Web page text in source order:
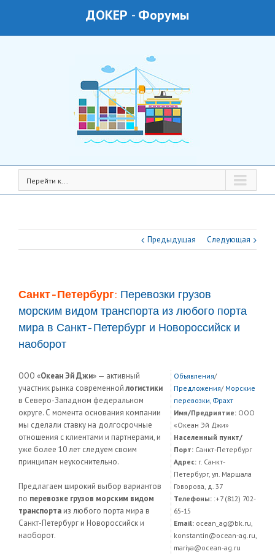
ДОКЕР - Форумы
Перейти к...
Предыдущая Следующая
Санкт-Петербург: Перевозки грузов
морским видом транспорта из любого порта
мира в Санкт-Петербург и Новороссийск и
наоборот
ООО «Океан Эй Джи» — активный
участник рынка современнойлогистики
в Северо-Западном федеральном
округе. С момента основания компании
мы сделали ставку на долгосрочные
отношения с клиентами и партнерами, и
уже более 10 лет следуем своим
принципам неукоснительно.
Предлагаем широкий выбор вариантов
по перевозке грузов морским видом
транспорта из любого порта мира в
Санкт-Петербург и Новороссийск и
наоборот.
Объявления/
Предложения/ Морские
перевозки, Фрахт
Имя/Предриятие:ООО
«Океан Эй Джи»
Населенный пункт/
Порт:Санкт-Петербург
Адрес:г. Санкт-
Петербург, ул. Маршала
Говорова, д. 37
Телефоны::+7 (812) 702-
65-15
Email:ocean_ag@bk.ru,
konstantin@ocean-ag.ru,
mariya@ocean-ag.ru